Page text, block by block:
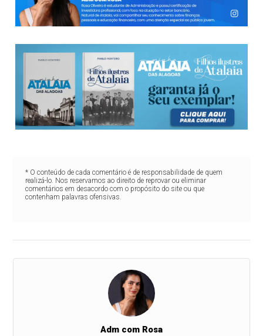
* O conteúdo de cada comentário é de responsabilidade de quem
realizá-lo. Nos reservamos ao direito de reprovar ou eliminar
comentários em desacordo com o propósito do site ou que
contenham palavras ofensivas.
Adm com Rosa